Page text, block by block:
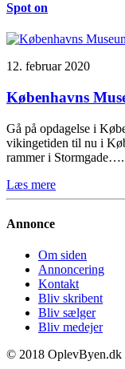
Spot on
12. februar 2020
Københavns
Gå på opdagelse i
vikingetiden til nu i
rammer i Stormgade….
Læs mere
Annonce
Om siden
Annoncering
Kontakt
Bliv skribent
Bliv sælger
Bliv medejer
© 2018 OplevByen.dk